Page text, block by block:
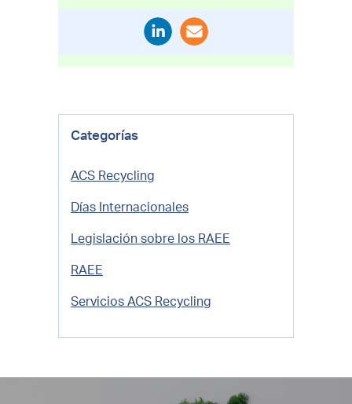
Categorías
ACS Recycling
Días Internacionales
Legislación sobre los RAEE
RAEE
Servicios ACS Recycling